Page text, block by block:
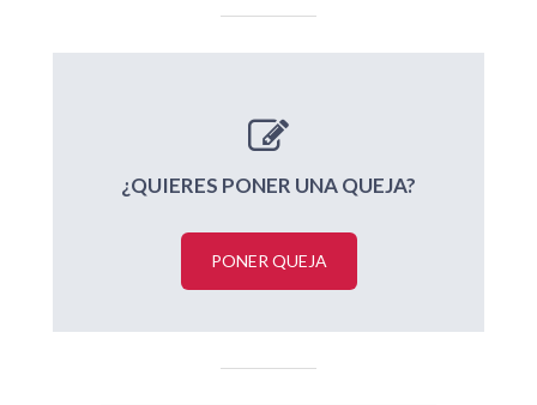
¿QUIERES PONER UNA QUEJA?
PONER QUEJA